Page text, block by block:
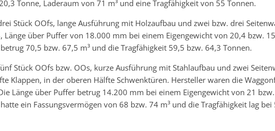
Tonne, Laderaum von 71 m³ und eine Tragfähigkeit von 55 Tonnen.
Stück OOfs, lange Ausführung mit Holzaufbau und zwei bzw. drei
Länge über Puffer von 18.000 mm bei einem Eigengewicht von 20,4 bzw.
70,5 bzw. 67,5 m³ und die Tragfähigkeit 59,5 bzw. 64,3 Tonnen.
Stück OOfs bzw. OOs, kurze Ausführung mit Stahlaufbau und zwei
Klappen, in der oberen Hälfte Schwenktüren. Hersteller waren die
Länge über Puffer betrug 14.200 mm bei einem Eigengewicht von 21
ein Fassungsvermögen von 68 bzw. 74 m³ und die Tragfähigkeit lag bei